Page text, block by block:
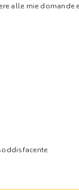
alle mie